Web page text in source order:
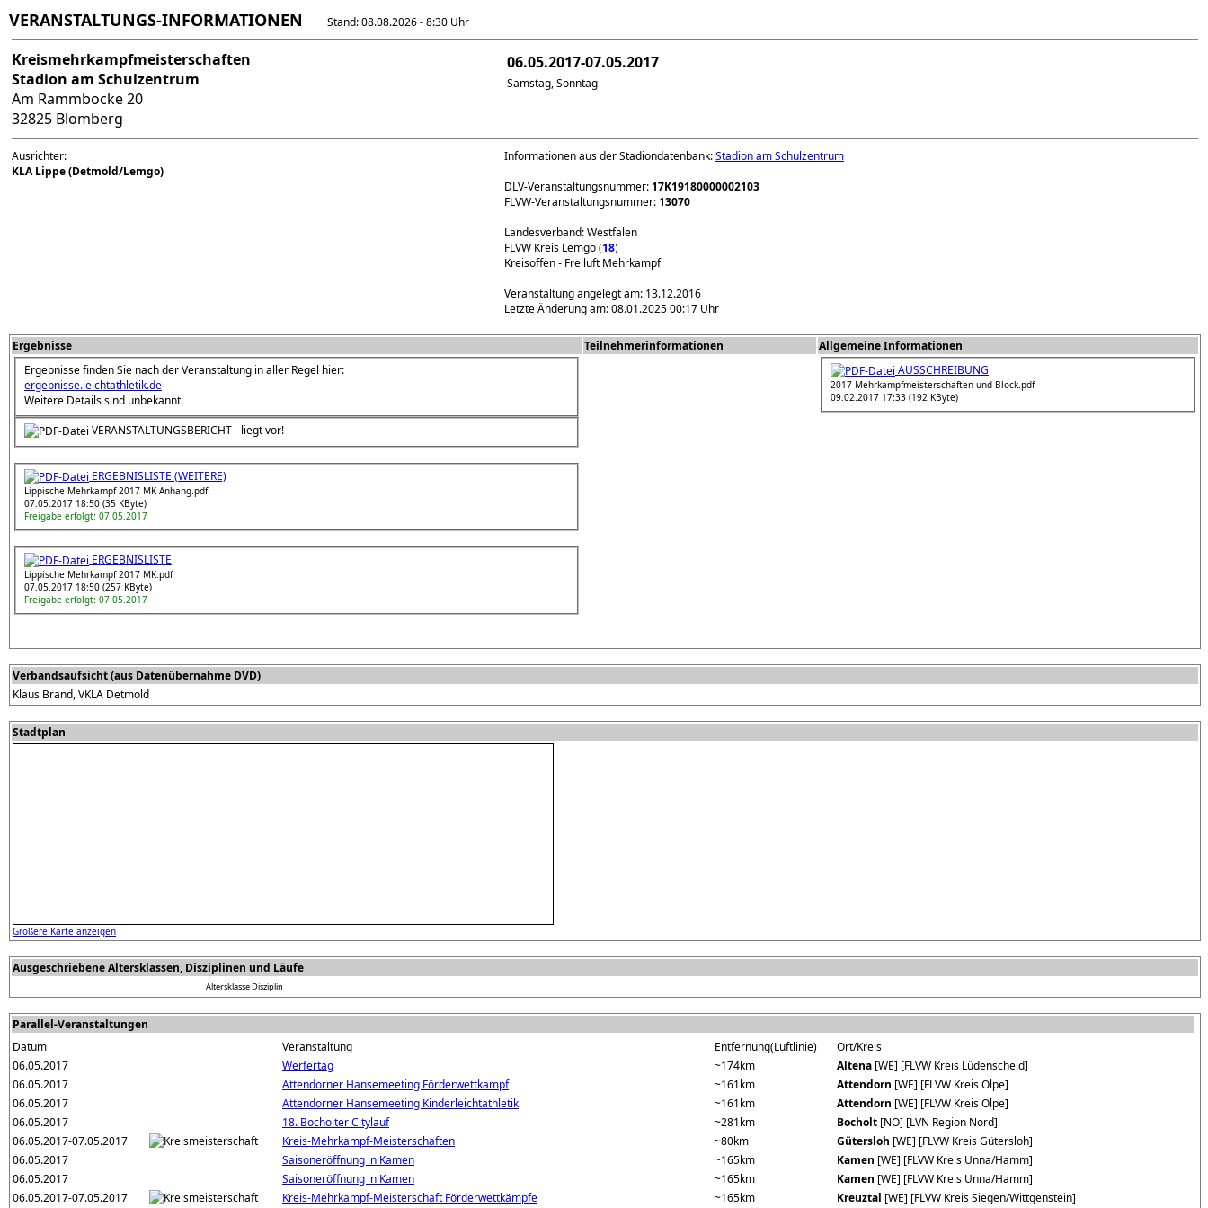
VERANSTALTUNGS-INFORMATIONEN Stand: 08.08.2026 - 8:30 Uhr
Kreismehrkampfmeisterschaften
Stadion am Schulzentrum
Am Rammbocke 20
32825 Blomberg
06.05.2017-07.05.2017
Samstag, Sonntag
Ausrichter:
KLA Lippe (Detmold/Lemgo)
Informationen aus der Stadiondatenbank:Stadion am Schulzentrum
DLV-Veranstaltungsnummer:17K19180000002103
FLVW-Veranstaltungsnummer:13070
Landesverband: Westfalen
FLVW Kreis Lemgo (18)
Kreisoffen - Freiluft Mehrkampf
Veranstaltung angelegt am: 13.12.2016
Letzte Änderung am: 08.01.2025 00:17 Uhr
Ergebnisse Teilnehmerinformationen
Allgemeine Informationen
Ergebnisse finden Sie nach der Veranstaltung in aller Regel hier:
ergebnisse.leichtathletik.de
Weitere Details sind unbekannt.
VERANSTALTUNGSBERICHT - liegt vor!
ERGEBNISLISTE (WEITERE)
Lippische Mehrkampf 2017 MK Anhang.pdf
07.05.2017 18:50 (35 KByte)
Freigabe erfolgt: 07.05.2017
ERGEBNISLISTE
Lippische Mehrkampf 2017 MK.pdf
07.05.2017 18:50 (257 KByte)
Freigabe erfolgt: 07.05.2017
AUSSCHREIBUNG
2017 Mehrkampfmeisterschaften und Block.pdf
09.02.2017 17:33 (192 KByte)
Verbandsaufsicht (aus Datenübernahme DVD)
Klaus Brand, VKLA Detmold
Stadtplan
Größere Karte anzeigen
Ausgeschriebene Altersklassen, Disziplinen und Läufe
AltersklasseDisziplin
Parallel-Veranstaltungen
Datum
Veranstaltung Entfernung(Luftlinie)
Ort/Kreis
06.05.2017
Werfertag ~174km Altena [WE] [FLVW Kreis Lüdenscheid]
06.05.2017
Attendorner Hansemeeting Förderwettkampf ~161km Attendorn [WE] [FLVW Kreis Olpe]
06.05.2017
Attendorner Hansemeeting Kinderleichtathletik ~161km Attendorn [WE] [FLVW Kreis Olpe]
06.05.2017
18. Bocholter Citylauf ~281km Bocholt [NO] [LVN Region Nord]
06.05.2017-07.05.2017
Kreis-Mehrkampf-Meisterschaften ~80km Gütersloh [WE] [FLVW Kreis Gütersloh]
06.05.2017
Saisoneröffnung in Kamen ~165km Kamen [WE] [FLVW Kreis Unna/Hamm]
06.05.2017
Saisoneröffnung in Kamen ~165km Kamen [WE] [FLVW Kreis Unna/Hamm]
06.05.2017-07.05.2017
Kreis-Mehrkampf-Meisterschaft Förderwettkämpfe ~165km Kreuztal [WE] [FLVW Kreis Siegen/Wittgenstein]